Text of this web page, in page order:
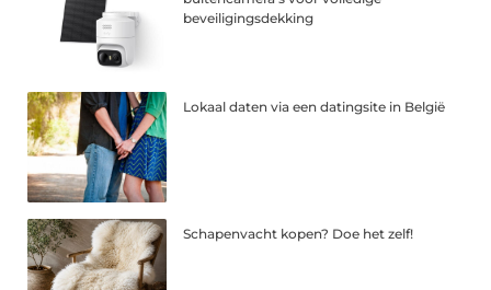
beveiligingsdekking
Lokaal daten via een datingsite in België
Schapenvacht kopen? Doe het zelf!